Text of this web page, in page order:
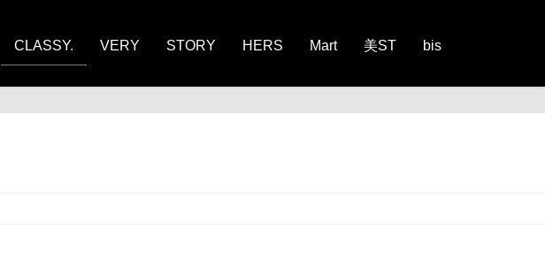
CLASSY. VERY STORY HERS Mart 美ST bis